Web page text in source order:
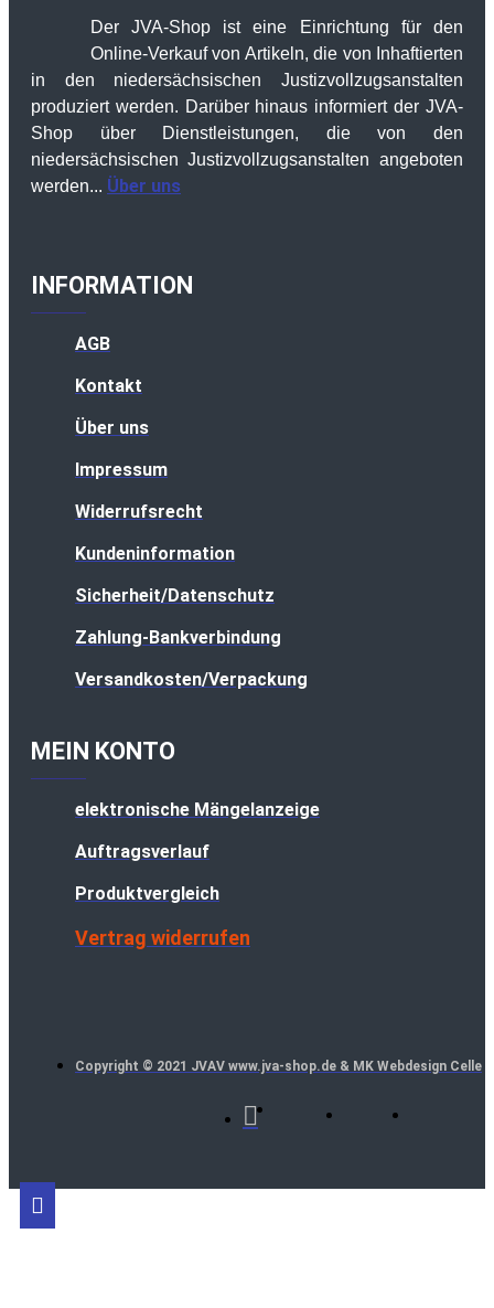
Der JVA-Shop ist eine Einrichtung für den
Online-Verkauf von Artikeln, die von Inhaftierten
in den niedersächsischen Justizvollzugsanstalten
produziert werden. Darüber hinaus informiert der JVA-
Shop über Dienstleistungen, die von den
niedersächsischen Justizvollzugsanstalten angeboten
werden... Über uns
INFORMATION
AGB
Kontakt
Über uns
Impressum
Widerrufsrecht
Kundeninformation
Sicherheit/Datenschutz
Zahlung-Bankverbindung
Versandkosten/Verpackung
MEIN KONTO
elektronische Mängelanzeige
Auftragsverlauf
Produktvergleich
Vertrag widerrufen
Copyright © 2021 JVAV www.jva-shop.de & MK Webdesign Celle